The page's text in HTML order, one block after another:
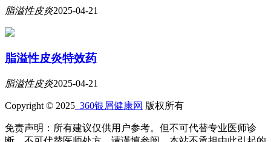
脂溢性皮炎2025-04-21
脂溢性皮炎特效药
脂溢性皮炎2025-04-21
Copyright © 2025 360银屑健康网 版权所有
免责声明：所有建议仅供用户参考。但不可代替专业医师诊